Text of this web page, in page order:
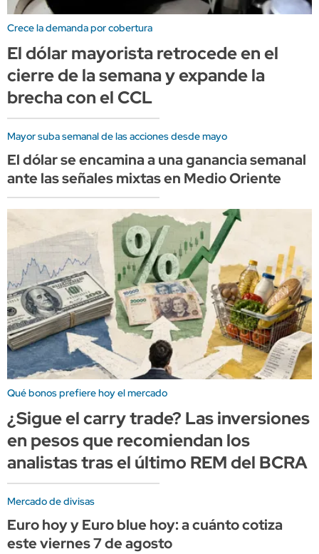
Crece la demanda por cobertura
El dólar mayorista retrocede en el
cierre de la semana y expande la
brecha con el CCL
Mayor suba semanal de las acciones desde mayo
El dólar se encamina a una ganancia semanal
ante las señales mixtas en Medio Oriente
Qué bonos prefiere hoy el mercado
¿Sigue el carry trade? Las inversiones
en pesos que recomiendan los
analistas tras el último REM del BCRA
Mercado de divisas
Euro hoy y Euro blue hoy: a cuánto cotiza
este viernes 7 de agosto